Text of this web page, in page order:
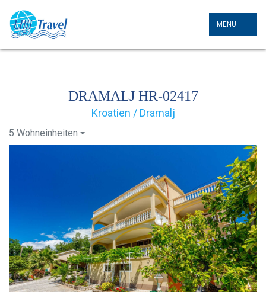
MENU
DRAMALJ HR-02417
Kroatien / Dramalj
5 Wohneinheiten